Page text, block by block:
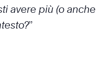
avere più (o anche
”